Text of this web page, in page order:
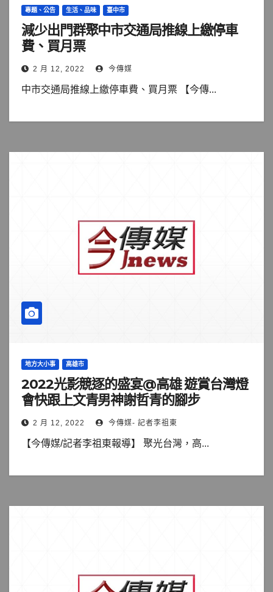
專題、公告 生活、品味 臺中市
減少出門群聚中市交通局推線上繳停車
費、買月票
2 月 12, 2022 今傳媒
中市交通局推線上繳停車費、買月票 【今傳...
地方大小事 高雄市
2022光影競逐的盛宴@高雄 遊賞台灣燈
會快跟上文青男神謝哲青的腳步
2 月 12, 2022 今傳媒- 記者李祖東
【今傳媒/記者李祖東報導】 聚光台灣，高...